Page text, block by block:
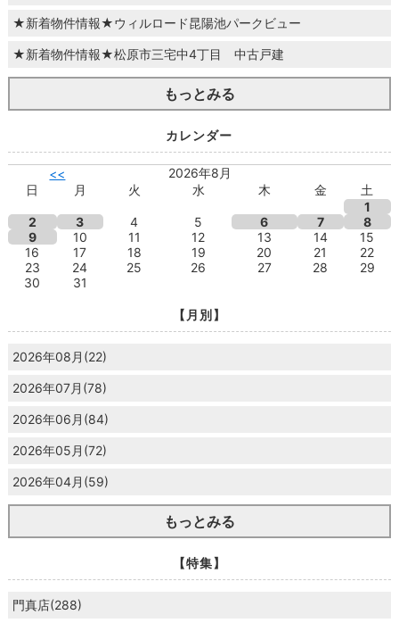
★新着物件情報★ウィルロード昆陽池パークビュー
★新着物件情報★松原市三宅中4丁目 中古戸建
もっとみる
カレンダー
<<
2026年8月
日
月 火 水 木 金
土
1
2
3 4 5 6 7
8
9
10 11 12 13 14
15
16
17 18 19 20 21
22
23
24 25 26 27 28
29
30
31
【月別】
2026年08月(22)
2026年07月(78)
2026年06月(84)
2026年05月(72)
2026年04月(59)
もっとみる
【特集】
門真店(288)